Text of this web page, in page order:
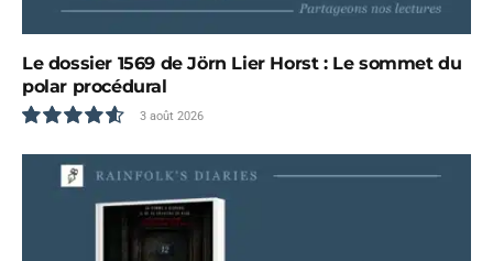
Le dossier 1569 de Jörn Lier Horst : Le sommet du
polar procédural
9.3
3 août 2026